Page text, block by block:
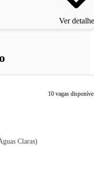
Ver
10 vagas
Claras)